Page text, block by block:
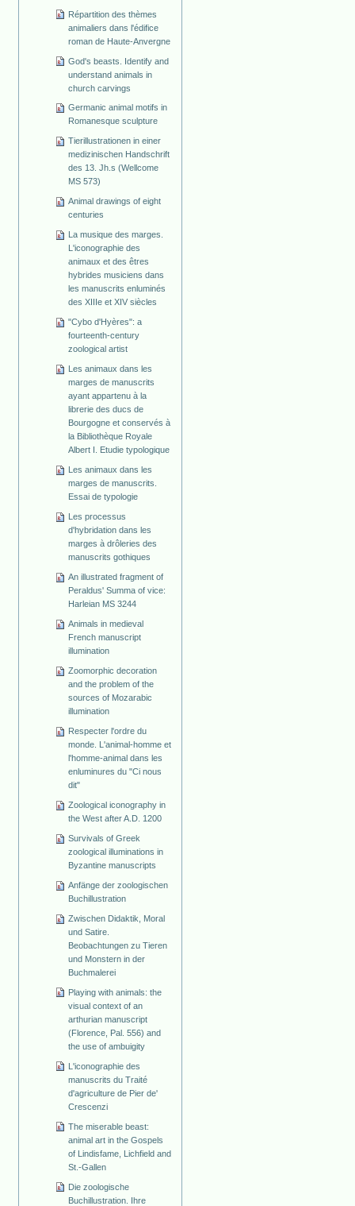
Répartition des thèmes
animaliers dans l'édifice
roman de Haute-Anvergne
God's beasts. Identify and
understand animals in
church carvings
Germanic animal motifs in
Romanesque sculpture
Tierillustrationen in einer
medizinischen Handschrift
des 13. Jh.s (Wellcome
MS 573)
Animal drawings of eight
centuries
La musique des marges.
L'iconographie des
animaux et des êtres
hybrides musiciens dans
les manuscrits enluminés
des XIIIe et XIV siècles
"Cybo d'Hyères": a
fourteenth-century
zoological artist
Les animaux dans les
marges de manuscrits
ayant appartenu à la
librerie des ducs de
Bourgogne et conservés à
la Bibliothèque Royale
Albert I. Etudie typologique
Les animaux dans les
marges de manuscrits.
Essai de typologie
Les processus
d'hybridation dans les
marges à drôleries des
manuscrits gothiques
An illustrated fragment of
Peraldus' Summa of vice:
Harleian MS 3244
Animals in medieval
French manuscript
illumination
Zoomorphic decoration
and the problem of the
sources of Mozarabic
illumination
Respecter l'ordre du
monde. L'animal-homme et
l'homme-animal dans les
enluminures du "Ci nous
dit"
Zoological iconography in
the West after A.D. 1200
Survivals of Greek
zoological illuminations in
Byzantine manuscripts
Anfänge der zoologischen
Buchillustration
Zwischen Didaktik, Moral
und Satire.
Beobachtungen zu Tieren
und Monstern in der
Buchmalerei
Playing with animals: the
visual context of an
arthurian manuscript
(Florence, Pal. 556) and
the use of ambuigity
L'iconographie des
manuscrits du Traité
d'agriculture de Pier de'
Crescenzi
The miserable beast:
animal art in the Gospels
of Lindisfame, Lichfield and
St.-Gallen
Die zoologische
Buchillustration. Ihre